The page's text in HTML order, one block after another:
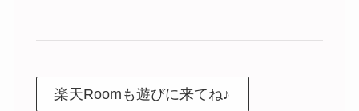
楽天Roomも遊びに来てね♪